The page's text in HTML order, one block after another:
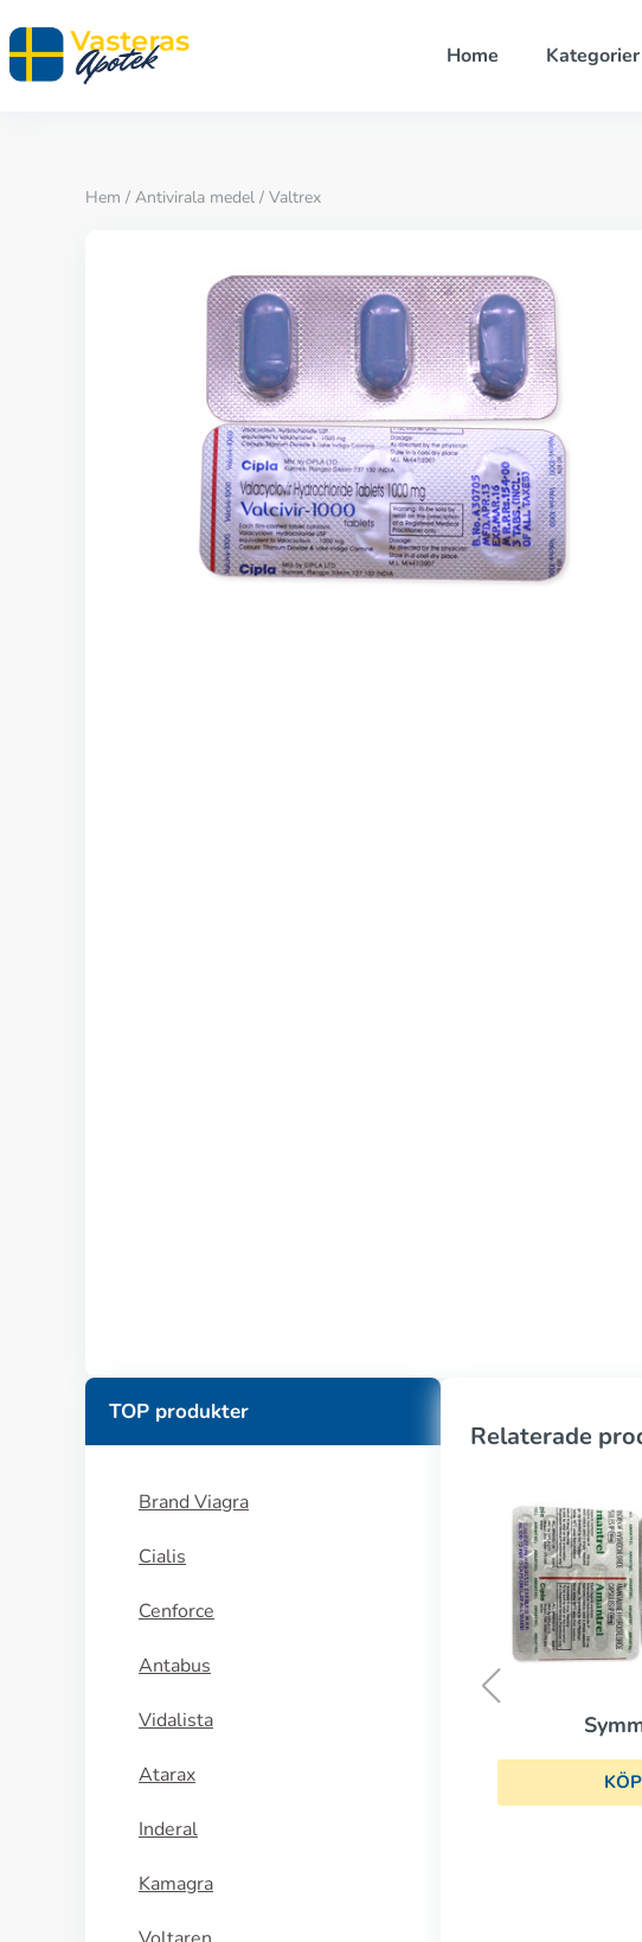
Home Kategorier
Hem / Antivirala medel / Valtrex
TOP produkter
Brand Viagra
Cialis
Cenforce
Antabus
Vidalista
Atarax
Inderal
Kamagra
Relaterade